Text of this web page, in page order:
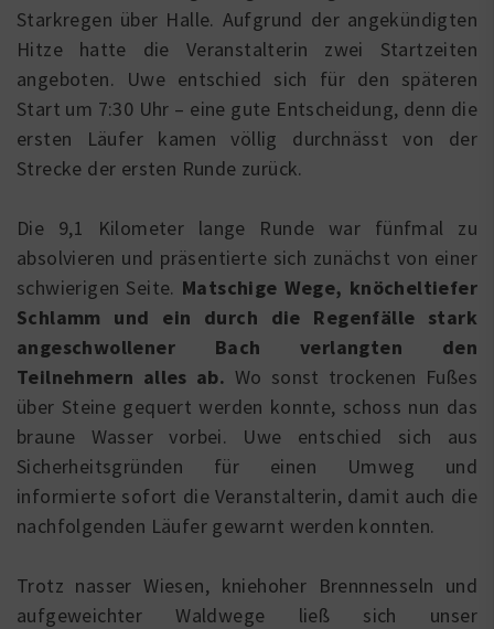
Starkregen über Halle. Aufgrund der angekündigten
Hitze hatte die Veranstalterin zwei Startzeiten
angeboten. Uwe entschied sich für den späteren
Start um 7:30 Uhr – eine gute Entscheidung, denn die
ersten Läufer kamen völlig durchnässt von der
Strecke der ersten Runde zurück.
Die 9,1 Kilometer lange Runde war fünfmal zu
absolvieren und präsentierte sich zunächst von einer
schwierigen Seite. Matschige Wege, knöcheltiefer
Schlamm und ein durch die Regenfälle stark
angeschwollener Bach verlangten den
Teilnehmern alles ab. Wo sonst trockenen Fußes
über Steine gequert werden konnte, schoss nun das
braune Wasser vorbei. Uwe entschied sich aus
Sicherheitsgründen für einen Umweg und
informierte sofort die Veranstalterin, damit auch die
nachfolgenden Läufer gewarnt werden konnten.
Trotz nasser Wiesen, kniehoher Brennnesseln und
aufgeweichter Waldwege ließ sich unser